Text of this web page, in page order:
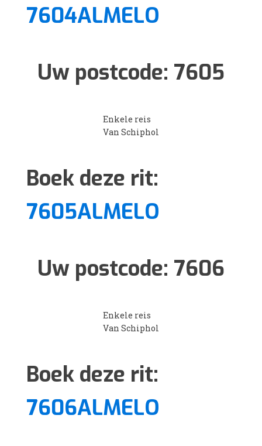
7604ALMELO
Uw postcode: 7605
Enkele reis
Van Schiphol
Boek deze rit:
7605ALMELO
Uw postcode: 7606
Enkele reis
Van Schiphol
Boek deze rit:
7606ALMELO